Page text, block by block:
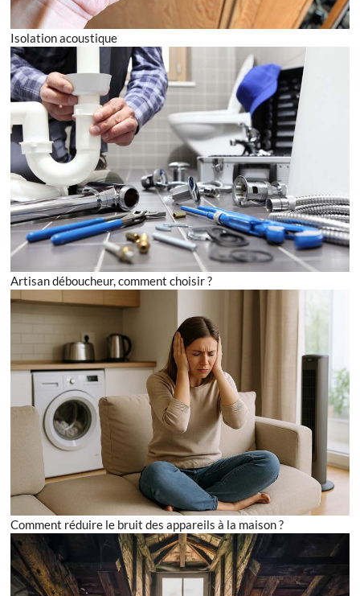
Isolation acoustique
Artisan déboucheur, comment choisir ?
Comment réduire le bruit des appareils à la maison ?